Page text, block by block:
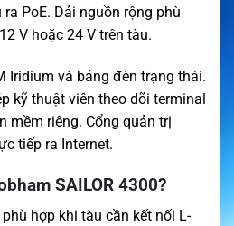
PoE. Dải nguồn rộng phù
V hoặc 24 V trên tàu.
Iridium và bảng đèn trạng thái.
kỹ thuật viên theo dõi terminal
mềm riêng. Cổng quản trị
tiếp ra Internet.
SAILOR 4300?
hợp khi tàu cần kết nối L-